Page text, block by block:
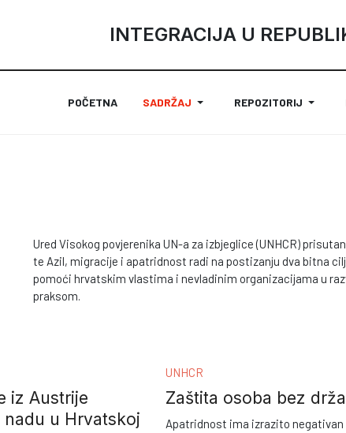
INTEGRACIJA U
POČETNA SADRŽAJ REPOZITORIJ
Ured Visokog povjerenika UN-a za izbjeglice (UNHCR)
te Azil, migracije i apatridnost radi na postizanju dva bitna
pomoći hrvatskim vlastima i nevladinim organizacijama u
praksom.
iz Austrije
u Hrvatskoj
UNHCR
Zaštita osoba bez
Apatridnost ima izrazito negativan